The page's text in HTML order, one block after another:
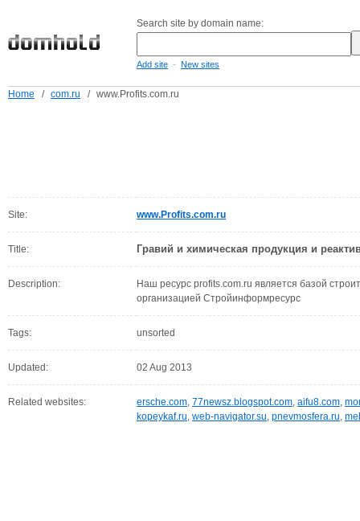
Search site by domain name:
Add site - New sites
Home / com.ru / www.Profits.com.ru
Site: www.Profits.com.ru
Title: Гравий и химическая продукция и
Description:
Наш ресурс profits.com.ru является базой
организацией Стройинформресурс
Tags: unsorted
Updated: 02 Aug 2013
Related websites: ersche.com, 77newsz.blogspot.com, aifu8.com,
kopeykaf.ru, web-navigator.su, pnevmosfera.ru,